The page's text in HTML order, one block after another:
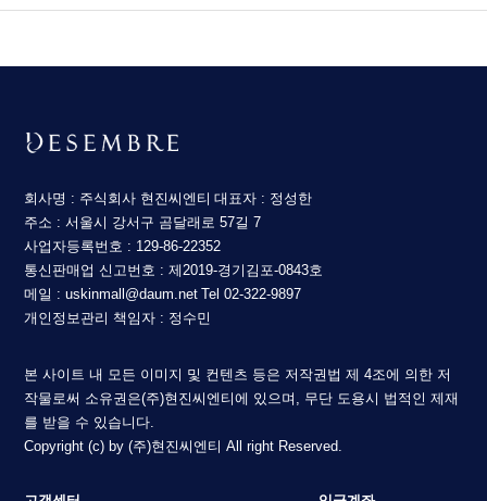
회사명 : 주식회사 현진씨엔티 대표자 : 정성한
주소 : 서울시 강서구 곰달래로 57길 7
사업자등록번호 : 129-86-22352
통신판매업 신고번호 : 제2019-경기김포-0843호
메일 : uskinmall@daum.net Tel 02-322-9897
개인정보관리 책임자 : 정수민
본 사이트 내 모든 이미지 및 컨텐츠 등은 저작권법 제 4조에 의한 저
작물로써 소유권은(주)현진씨엔티에 있으며, 무단 도용시 법적인 제재
를 받을 수 있습니다.
Copyright (c) by (주)현진씨엔티 All right Reserved.